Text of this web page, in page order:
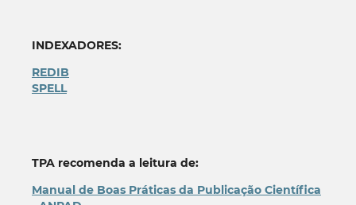
INDEXADORES:
REDIB
SPELL
TPA recomenda a leitura de:
Manual de Boas Práticas da Publicação Científica